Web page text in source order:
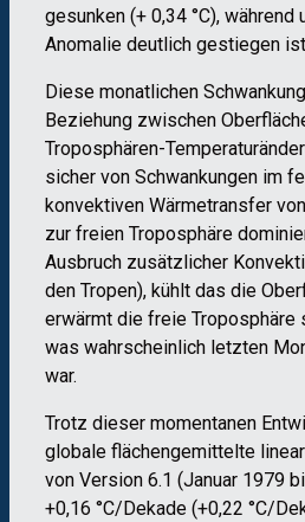
gesunken (+ 0,34 °C), während
Anomalie deutlich gestiegen ist
Diese monatlichen
Beziehung zwischen
Troposphären-
sicher von Schwankungen im
konvektiven Wärmetransfer
zur freien Troposphäre
Ausbruch zusätzlicher
den Tropen), kühlt das die
erwärmt die freie Troposphäre
was wahrscheinlich letzten
war.
Trotz dieser momentanen
globale flächengemittelte
von Version 6.1 (Januar 1979
+0,16 °C/Dekade (+0,22 °C/